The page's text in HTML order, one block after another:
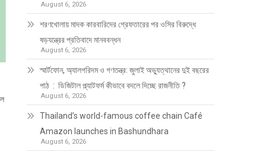
August 6, 2026
শরণখোলায় মাদক কারবারিদের গ্রেফতারের পর ওসির বিরুদ্ধে
ষড়যন্ত্রের প্রতিবাদে মানববন্ধন
August 6, 2026
স্মার্টফোন, অ্যালগরিদম ও গণতন্ত্র: জুলাই অভ্যুত্থানের দুই বছরের
পাঠ : ডিজিটাল প্ল্যাটফর্ম কীভাবে বদলে দিচ্ছে রাজনীতি ?
August 6, 2026
Thailand’s world-famous coffee chain Café
Amazon launches in Bashundhara
August 6, 2026